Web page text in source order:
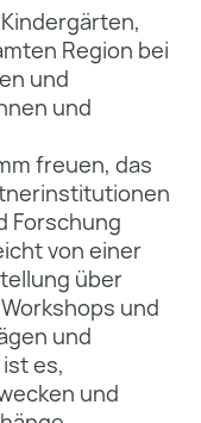
Region bei
und
und
freuen, das
Forschung
von einer
über
und
und
es,
und